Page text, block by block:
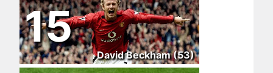
15
David Beckham (53)